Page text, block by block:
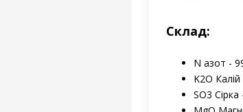
Склад:
N азот -
K2O
SO3